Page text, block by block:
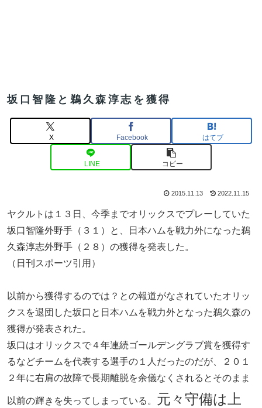
坂口智隆と鵜久森淳志を獲得
X Facebook はてブ
LINE コピー
2015.11.13 2022.11.15
ヤクルトは１３日、今季までオリックスでプレーしていた
坂口智隆外野手（３１）と、日本ハムを戦力外になった鵜
久森淳志外野手（２８）の獲得を発表した。
（日刊スポーツ引用）
以前から獲得するのでは？との報道がなされていたオリッ
クスを退団した坂口と日本ハムを戦力外となった鵜久森の
獲得が発表された。
坂口はオリックスで４年連続ゴールデングラブ賞を獲得す
るなどチームを代表する選手の１人だったのだが、２０１
２年に右肩の故障で長期離脱を余儀なくされるとそのまま
以前の輝きを失ってしまっている。 元々守備は上